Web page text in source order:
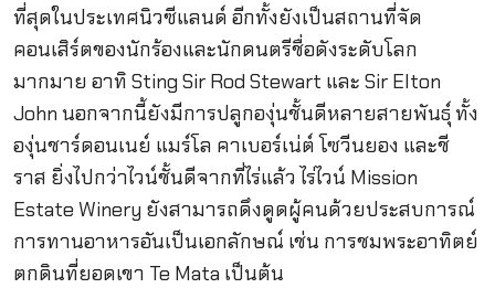
ที่สุดในประเทศนิวซีแลนด์ อีกทั้งยังเป็นสถานที่จัด
คอนเสิร์ตของนักร้องและนักดนตรีชื่อดังระดับโลก
มากมาย อาทิ Sting Sir Rod Stewart และ Sir Elton
John นอกจากนี้ยังมีการปลูกองุ่นชั้นดีหลายสายพันธุ์ ทั้ง
องุ่นชาร์ดอนเนย์ แมร์โล คาเบอร์เน่ต์ โซวีนยอง และชี
ราส ยิ่งไปกว่าไวน์ชั้นดีจากที่ไร่แล้ว ไร่ไวน์ Mission
Estate Winery ยังสามารถดึงดูดผู้คนด้วยประสบการณ์
การทานอาหารอันเป็นเอกลักษณ์ เช่น การชมพระอาทิตย์
ตกดินที่ยอดเขา Te Mata เป็นต้น